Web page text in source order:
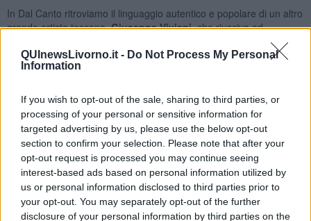
QUInewsLivorno.it - Do Not Process My Personal
Information
If you wish to opt-out of the sale, sharing to third parties, or
processing of your personal or sensitive information for
targeted advertising by us, please use the below opt-out
section to confirm your selection. Please note that after your
opt-out request is processed you may continue seeing
interest-based ads based on personal information utilized by
us or personal information disclosed to third parties prior to
your opt-out. You may separately opt-out of the further
disclosure of your personal information by third parties on the
In Dal Canto ritroviamo il linguaggio autentico e popolare di un altro
grande artista toscano,Giuseppe Viviani, che riusciva ad
illuminare, con poesia ed umanità, un mondo affollato di personaggi
umili ed emarginati. Gli uomini righe di Dal Canto sono una
continuazione ideale delle figure di Viviani, protagonisti di un gioco
subire le regole scritte e stabilite da altri. Per alcuni elementi le
storie di Dal Canto ci ricordano, per la loro profondità e armonia, i
mondi poetici elaborati da Antonio Possenti e Franz Borghese,
artisti che, dietro una festa di segni e colori, nascondono profonde
inquietudini e incertezze.
Dal Cantoè riuscito magicamente a trovare, grazie alla sua
coerenza e al suo impegno etico, quel fragile punto di equilibrio tra
armonia e colore, tra narrazione e canto, che gli ha permesso di
costruire un mirabile universo di storie ed illusioni, di luci i e colori,